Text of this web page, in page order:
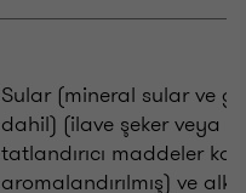
Sular (mineral sular ve
dahil) (ilave şeker veya
tatlandırıcı maddeler
aromalandırılmış) ve